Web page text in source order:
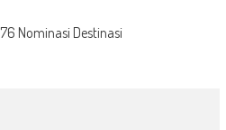
Nominasi Destinasi